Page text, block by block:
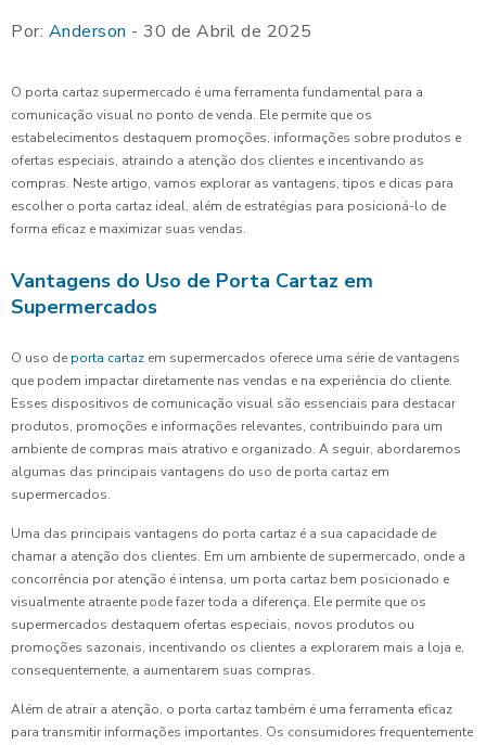
Por: Anderson - 30 de Abril de 2025
O porta cartaz supermercado é uma ferramenta fundamental para a
comunicação visual no ponto de venda. Ele permite que os
estabelecimentos destaquem promoções, informações sobre produtos e
ofertas especiais, atraindo a atenção dos clientes e incentivando as
compras. Neste artigo, vamos explorar as vantagens, tipos e dicas para
escolher o porta cartaz ideal, além de estratégias para posicioná-lo de
forma eficaz e maximizar suas vendas.
Vantagens do Uso de Porta Cartaz em
Supermercados
O uso de porta cartaz em supermercados oferece uma série de vantagens
que podem impactar diretamente nas vendas e na experiência do cliente.
Esses dispositivos de comunicação visual são essenciais para destacar
produtos, promoções e informações relevantes, contribuindo para um
ambiente de compras mais atrativo e organizado. A seguir, abordaremos
algumas das principais vantagens do uso de porta cartaz em
supermercados.
Uma das principais vantagens do porta cartaz é a sua capacidade de
chamar a atenção dos clientes. Em um ambiente de supermercado, onde a
concorrência por atenção é intensa, um porta cartaz bem posicionado e
visualmente atraente pode fazer toda a diferença. Ele permite que os
supermercados destaquem ofertas especiais, novos produtos ou
promoções sazonais, incentivando os clientes a explorarem mais a loja e,
consequentemente, a aumentarem suas compras.
Além de atrair a atenção, o porta cartaz também é uma ferramenta eficaz
para transmitir informações importantes. Os consumidores frequentemente